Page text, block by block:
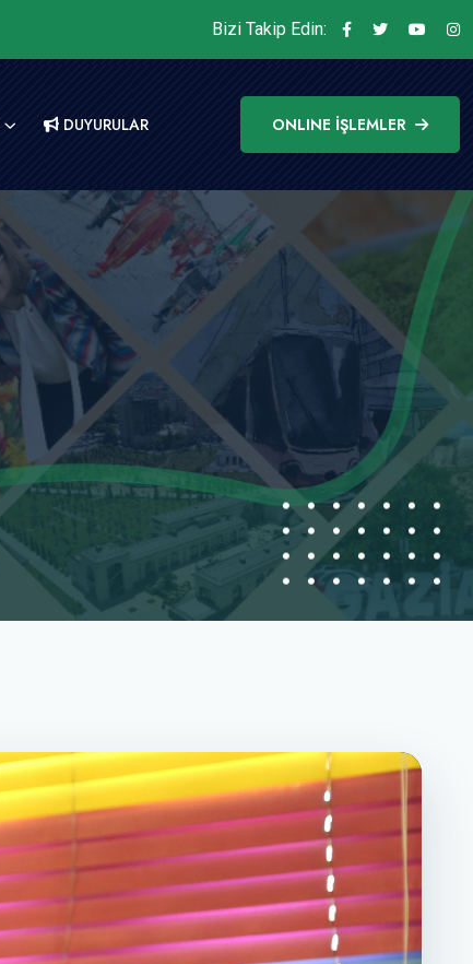
Bizi Takip Edin:
DUYURULAR ONLINE İŞLEMLER